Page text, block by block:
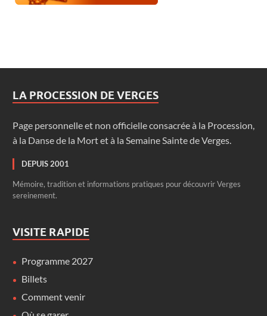
LA PROCESSION DE VERGES
Page personnelle et non officielle consacrée à la Procession,
à la Danse de la Mort et à la Semaine Sainte de Verges.
DEPUIS 2001
Mémoire, tradition et informations pratiques pour découvrir Verges
sereinement.
VISITE RAPIDE
Programme 2027
Billets
Comment venir